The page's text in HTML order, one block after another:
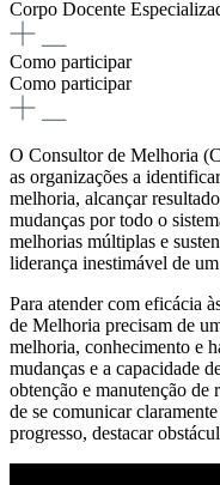
Corpo Docente
Como participar
Como participar
O Consultor de Melhoria
as organizações a
melhoria, alcançar
mudanças por todo o
melhorias múltiplas e
liderança inestimável de
Para atender com eficácia
de Melhoria precisam de
melhoria, conhecimento e
mudanças e a capacidade
obtenção e manutenção de
de se comunicar
progresso, destacar